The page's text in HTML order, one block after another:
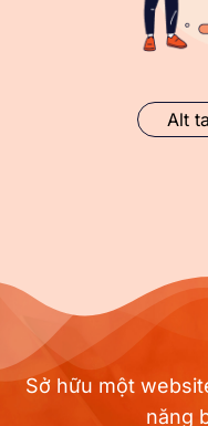
Alt
Sở hữu một
năng